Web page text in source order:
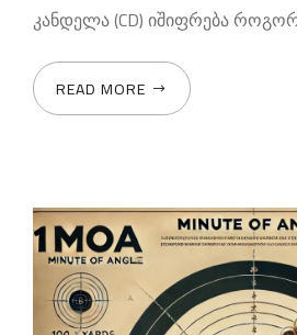
READ MORE